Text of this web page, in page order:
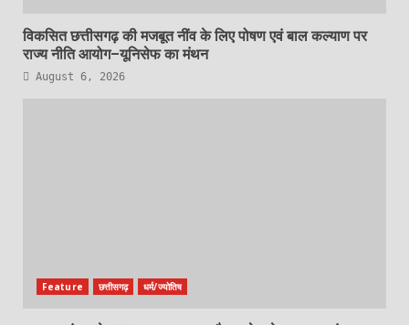
विकसित छत्तीसगढ़ की मजबूत नींव के लिए पोषण एवं बाल कल्याण पर
राज्य नीति आयोग–यूनिसेफ का मंथन
August 6, 2026
Feature छत्तीसगढ़ धर्म/ज्योतिष